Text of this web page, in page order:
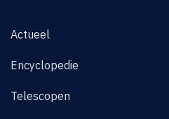
Actueel
Encyclopedie
Telescopen